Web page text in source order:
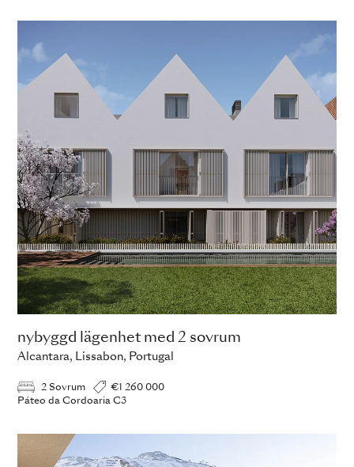
nybyggd lägenhet med 2 sovrum
Alcantara, Lissabon, Portugal
2 Sovrum
€1 260 000
Páteo da Cordoaria C3